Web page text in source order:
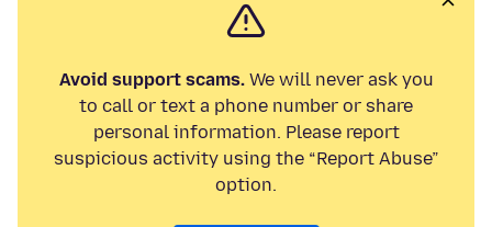
Avoid support scams.We will never ask you
to call or text a phone number or share
personal information. Please report
suspicious activity using the “Report Abuse”
option.